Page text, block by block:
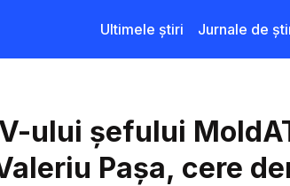
Ultimele știri Jurnale de
ului șefului
Pașa, cere